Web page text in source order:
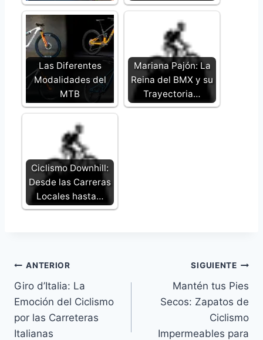
Las Diferentes
Modalidades del
MTB
Mariana Pajón: La
Reina del BMX y su
Trayectoria…
Ciclismo Downhill:
Desde las Carreras
Locales hasta…
Navegación
de
entradas
ANTERIOR
Giro d’Italia: La
Emoción del Ciclismo
por las Carreteras
Italianas
SIGUIENTE
Mantén tus Pies
Secos: Zapatos de
Ciclismo
Impermeables para